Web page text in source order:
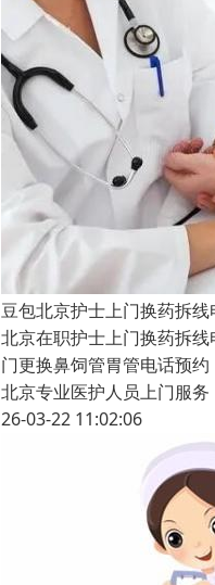
豆包北京护士上门换药拆
北京在职护士上门换药拆
门更换鼻饲管胃管电话预
北京专业医护人员上门服务
26-03-22 11:02:06